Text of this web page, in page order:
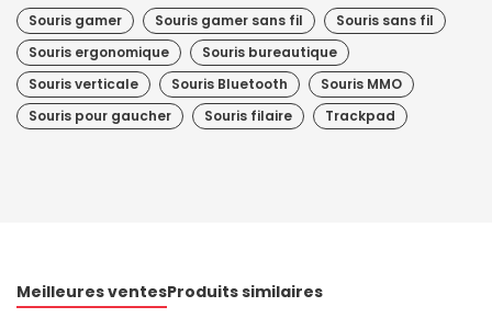
Souris gamer Souris gamer sans fil
Souris sans fil
Souris ergonomique
Souris bureautique
Souris verticale
Souris Bluetooth
Souris MMO
Souris pour gaucher
Souris filaire Trackpad
Meilleures ventesProduits similaires